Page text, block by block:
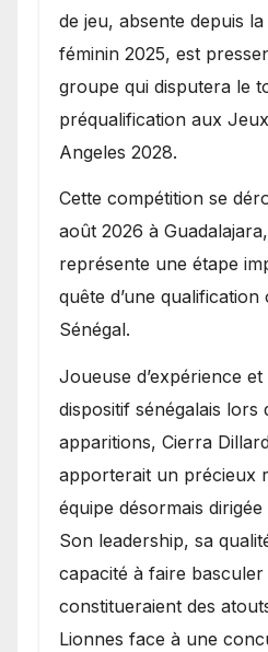
de jeu, absente depuis
féminin 2025, est
groupe qui disputera le
préqualification aux
Angeles 2028.
Cette compétition se
août 2026 à
représente une étape
quête d’une
Sénégal.
Joueuse d’expérience
dispositif sénégalais lors
apparitions, Cierra
apporterait un précieux
équipe désormais
Son leadership, sa
capacité à faire
constitueraient des
Lionnes face à une